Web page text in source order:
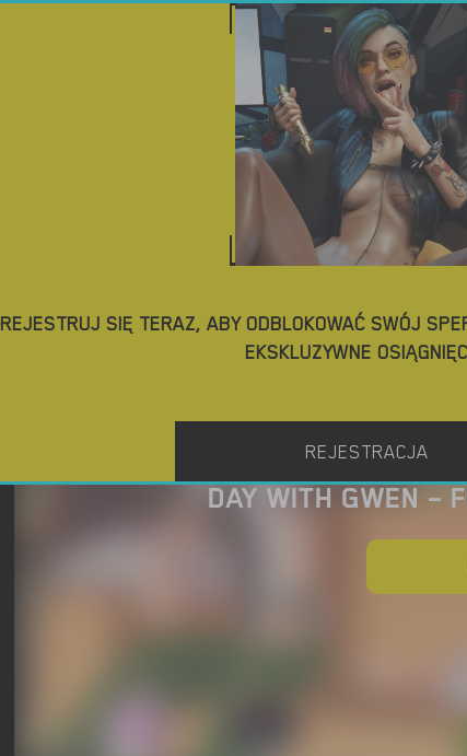
POBIERZ GRY PORNO BLOGTAGI
DAY WITH GWEN –
SIĘ TERAZ, ABY ODBLOKOWAĆ SWÓJ
EKSKLUZYWNE
REJESTRACJA